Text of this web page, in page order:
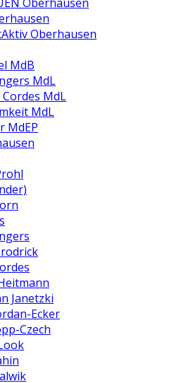
Oberhausen
MdB
MdL
MdL
MdL
MdEP
Janetzki
Ecker
Czech